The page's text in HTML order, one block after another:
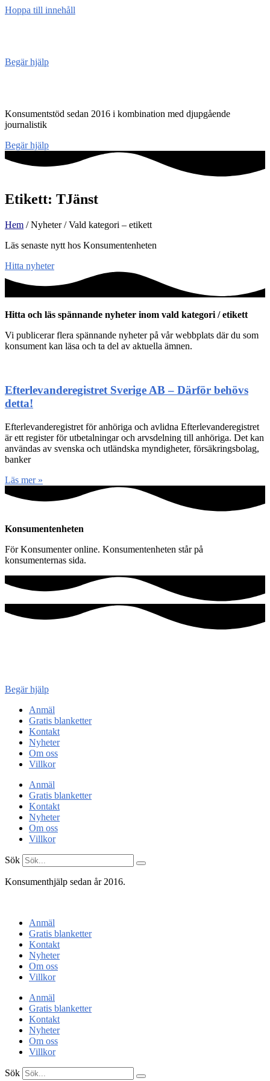
Hoppa till innehåll
Begär hjälp
Konsumentstöd sedan 2016 i kombination med djupgående
journalistik
Begär hjälp
Etikett: TJänst
Hem / Nyheter / Vald kategori – etikett
Läs senaste nytt hos Konsumentenheten
Hitta nyheter
Hitta och läs spännande nyheter inom vald kategori / etikett
Vi publicerar flera spännande nyheter på vår webbplats där du som
konsument kan läsa och ta del av aktuella ämnen.
Efterlevanderegistret Sverige AB – Därför behövs
detta!
Efterlevanderegistret för anhöriga och avlidna Efterlevanderegistret
är ett register för utbetalningar och arvsdelning till anhöriga. Det kan
användas av svenska och utländska myndigheter, försäkringsbolag,
banker
Läs mer »
Konsumentenheten
För Konsumenter online. Konsumentenheten står på
konsumenternas sida.
Begär hjälp
Anmäl
Gratis blanketter
Kontakt
Nyheter
Om oss
Villkor
Anmäl
Gratis blanketter
Kontakt
Nyheter
Om oss
Villkor
Sök
Konsumenthjälp sedan år 2016.
Anmäl
Gratis blanketter
Kontakt
Nyheter
Om oss
Villkor
Anmäl
Gratis blanketter
Kontakt
Nyheter
Om oss
Villkor
Sök